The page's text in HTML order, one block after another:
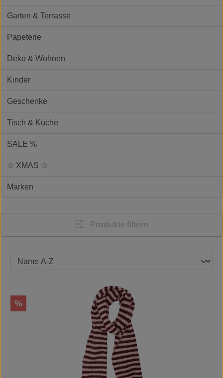
Garten & Terrasse
Papeterie
Deko & Wohnen
Kinder
Geschenke
Tisch & Küche
SALE %
☆ XMAS ☆
Marken
Produkte filtern
Rabatt
%